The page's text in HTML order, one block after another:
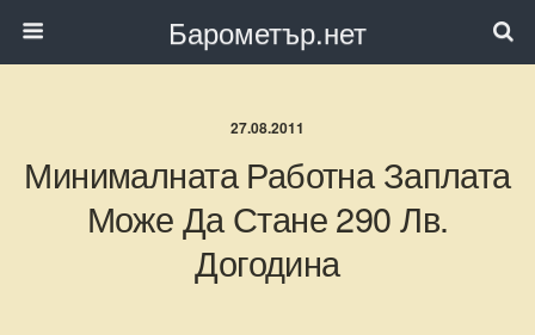
Барометър.нет
27.08.2011
Минималната Работна Заплата
Може Да Стане 290 Лв.
Догодина